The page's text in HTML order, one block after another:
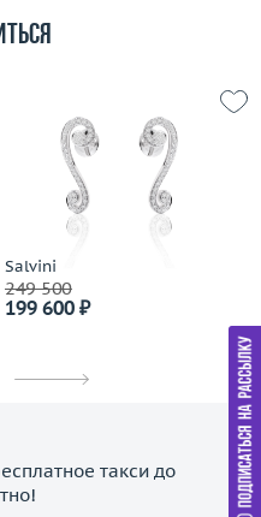
Salvini
249 500
199 600 ₽
такси до